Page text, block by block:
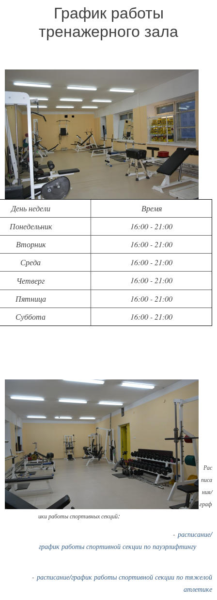
График работы
тренажерного зала
День недели
Время
Понедельник
16:00 - 21:00
Вторник
16:00 - 21:00
Среда
16:00 - 21:00
Четверг
16:00 - 21:00
Пятница
16:00 - 21:00
Суббота
16:00 - 21:00
Рас
писа
ния/
граф
ики работы спортивных секций:
- расписание/
график работы спортивной секции по пауэрлифтингу
- расписание/график работы спортивной секции по тяжелой
атлетике